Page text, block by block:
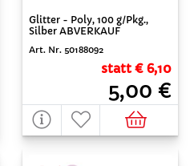
Glitter - Poly, 100 g/Pkg.,
Silber ABVERKAUF
Art. Nr. 50188092
statt € 6,10
5,00 €